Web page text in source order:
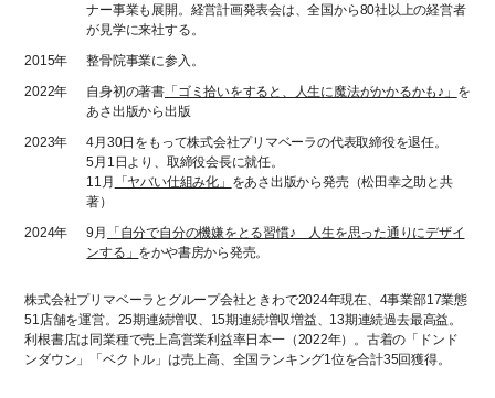
ナー事業も展開。経営計画発表会は、全国から80社以上の経営者
が見学に来社する。
2015年
整骨院事業に参入。
2022年
自身初の著書 「ゴミ拾いをすると、人生に魔法がかかるかも♪」 を
あさ出版から出版
2023年
4月30日をもって株式会社プリマベーラの代表取締役を退任。
5月1日より、取締役会長に就任。
11月
「ヤバい仕組み化」 をあさ出版から発売（松田幸之助と共
著）
2024年
9月
「自分で自分の機嫌をとる習慣♪ 人生を思った通りにデザイ
ンする」 をかや書房から発売。
株式会社プリマベーラとグループ会社ときわで2024年現在、4事業部17業態
51店舗を運営。25期連続増収、15期連続増収増益、13期連続過去最高益。
利根書店は同業種で売上高営業利益率日本一（2022年）。古着の「ドンド
ンダウン」「ベクトル」は売上高、全国ランキング1位を合計35回獲得。